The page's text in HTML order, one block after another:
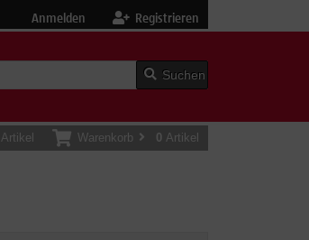
Registrieren
Anmelden
Suchen
Warenkorb 0 Artikel
Artikel